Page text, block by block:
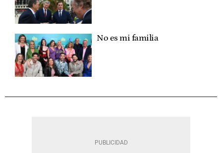
No es mi familia